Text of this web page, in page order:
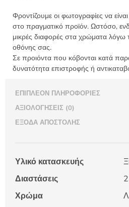
Λευκό
-
9077
ποσότητα
Φροντίζουμε οι φωτογραφίες να
στο πραγματικό προϊόν. Ωστόσο,
μικρές διαφορές στα χρώματα λόγω
οθόνης σας.
Σε προιόντα που κόβονται κατά
δυνατότητα επιστροφής ή
ΕΠΙΠΛΈΟΝ ΠΛΗΡΟΦΟΡΊΕΣ
ΑΞΙΟΛΟΓΉΣΕΙΣ (0)
ΈΞΟΔΑ ΑΠΟΣΤΟΛΉΣ
Υλικό κατασκευής
Διαστάσεις
Χρώμα